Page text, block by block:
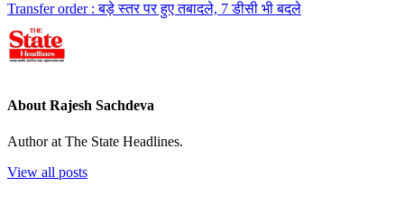
Transfer order : बड़े स्तर पर हुए तबादले, 7 डीसी भी बदले
About Rajesh Sachdeva
Author at The State Headlines.
View all posts